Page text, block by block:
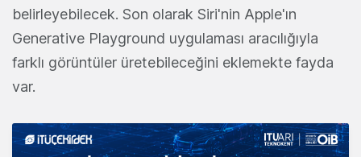
belirleyebilecek. Son olarak Siri'nin Apple'ın
Generative Playground uygulaması aracılığıyla
farklı görüntüler üretebileceğini eklemekte fayda
var.